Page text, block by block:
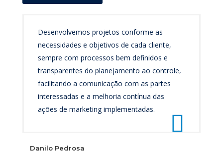
Desenvolvemos projetos conforme as
necessidades e objetivos de cada cliente,
sempre com processos bem definidos e
transparentes do planejamento ao controle,
facilitando a comunicação com as partes
interessadas e a melhoria contínua das
ações de marketing implementadas.
Danilo Pedrosa